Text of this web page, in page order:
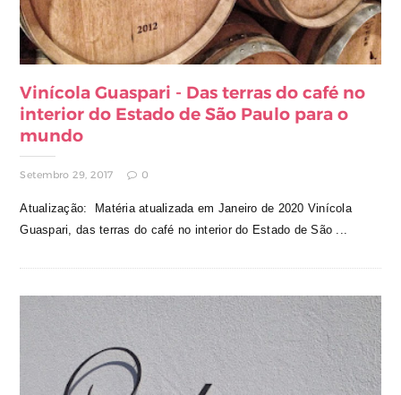
Vinícola Guaspari - Das terras do café no
interior do Estado de São Paulo para o
mundo
Setembro 29, 2017 0
Atualização: Matéria atualizada em Janeiro de 2020 Vinícola
Guaspari, das terras do café no interior do Estado de São ...